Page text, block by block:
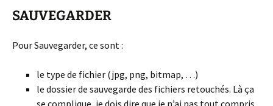
SAUVEGARDER
Pour Sauvegarder, ce sont :
le type de fichier (jpg, png, bitmap, …)
le dossier de sauvegarde des fichiers retouchés. Là ça